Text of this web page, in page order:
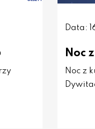
Data:
Noc
Noc z